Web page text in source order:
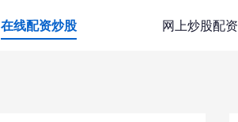
在线配资炒股 网上炒股配资